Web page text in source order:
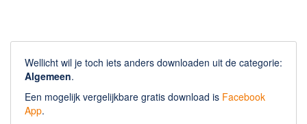
Shopping
Spelletjes en Games
Webbrowsers
Wellicht wil je toch iets anders downloaden uit de categorie:
Algemeen.
Een mogelijk vergelijkbare gratis download is Facebook
App.